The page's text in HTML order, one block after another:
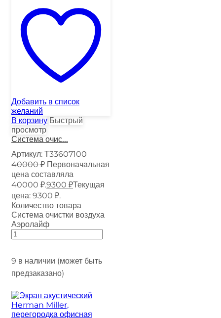
Добавить в список
желаний
В корзину Быстрый
просмотр
Система очис...
Артикул: Т33607100
40000₽ Первоначальная
цена составляла
40000 ₽.9300 ₽Текущая
цена: 9300 ₽.
Количество товара
Система очистки воздуха
Аэролайф
9 в наличии (может быть
предзаказано)